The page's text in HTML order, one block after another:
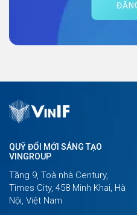
QUỸ ĐỔI MỚI SÁNG TẠO
VINGROUP
Tầng 9, Toà nhà Century,
Times City, 458 Minh Khai, Hà
Nội, Việt Nam